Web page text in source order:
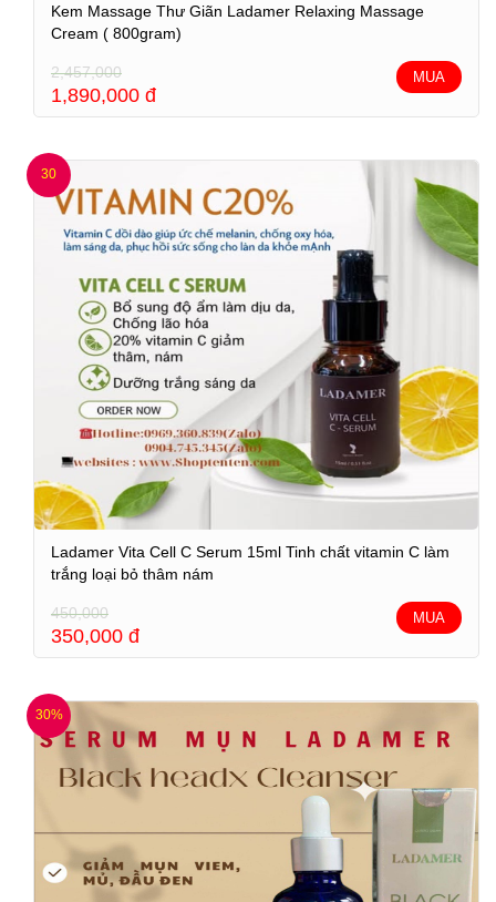
Kem Massage Thư Giãn Ladamer Relaxing Massage
Cream ( 800gram)
2,457,000
1,890,000 đ
MUA
30
Ladamer Vita Cell C Serum 15ml Tinh chất vitamin C làm
trắng loại bỏ thâm nám
450,000
350,000 đ
MUA
30%